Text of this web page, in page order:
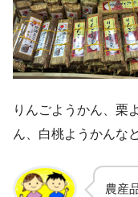
りんごようかん、栗
ん、白桃ようかんな
農産